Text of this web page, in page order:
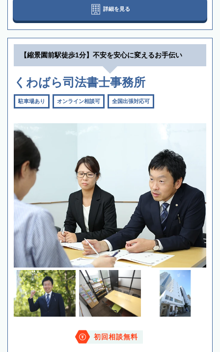
詳細を見る
【縮景園前駅徒歩1分】不安を安心に変えるお手伝い
くわばら司法書士事務所
駐車場あり オンライン相談可 全国出張対応可
初回相談無料